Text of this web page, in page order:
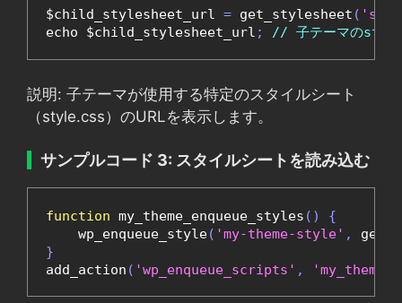
$child_stylesheet_url = get_stylesheet (
echo $child_stylesheet_url ; // 子テーマの
説明: 子テーマが使用する特定のスタイルシート
（style.css）のURLを表示します。
サンプルコード 3: スタイルシートを読み込む
function my_theme_enqueue_styles ()
{
    wp_enqueue_style
( 'my-theme-style' ,
}
add_action ( 'wp_enqueue_scripts' ,